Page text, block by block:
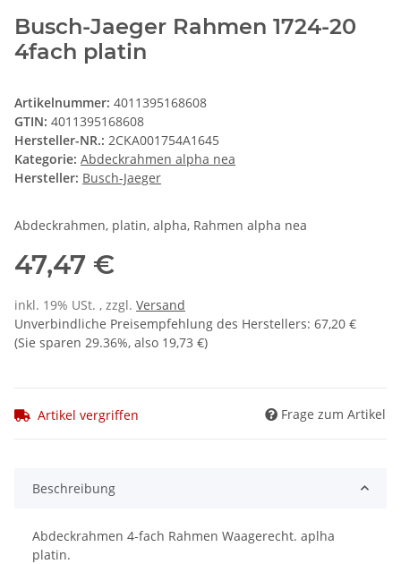
Busch-Jaeger Rahmen 1724-20
4fach platin
Artikelnummer: 4011395168608
GTIN: 4011395168608
Hersteller-NR.: 2CKA001754A1645
Kategorie: Abdeckrahmen alpha nea
Hersteller: Busch-Jaeger
Abdeckrahmen, platin, alpha, Rahmen alpha nea
47,47 €
inkl. 19% USt. , zzgl. Versand
Unverbindliche Preisempfehlung des Herstellers: 67,20 €
(Sie sparen 29.36%, also 19,73 €)
Artikel vergriffen Frage zum Artikel
Beschreibung
Abdeckrahmen 4-fach Rahmen Waagerecht. aplha
platin.